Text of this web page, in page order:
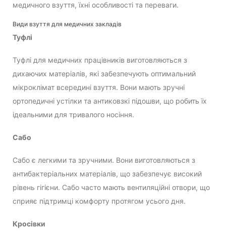
медичного взуття, їхні особливості та переваги.
Види взуття для медичних закладів
Туфлі
Туфлі для медичних працівників виготовляються з
дихаючих матеріалів, які забезпечують оптимальний
мікроклімат всередині взуття. Вони мають зручні
ортопедичні устілки та антиковзкі підошви, що робить їх
ідеальними для тривалого носіння.
Сабо
Сабо є легкими та зручними. Вони виготовляються з
антибактеріальних матеріалів, що забезпечує високий
рівень гігієни. Сабо часто мають вентиляційні отвори, що
сприяє підтримці комфорту протягом усього дня.
Кросівки